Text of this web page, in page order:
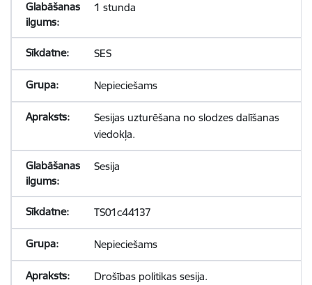
1 stunda
SES
Nepieciešams
Sesijas uzturēšana no slodzes dalīšanas
viedokļa.
Sesija
TS01c44137
Nepieciešams
Drošības politikas sesija.